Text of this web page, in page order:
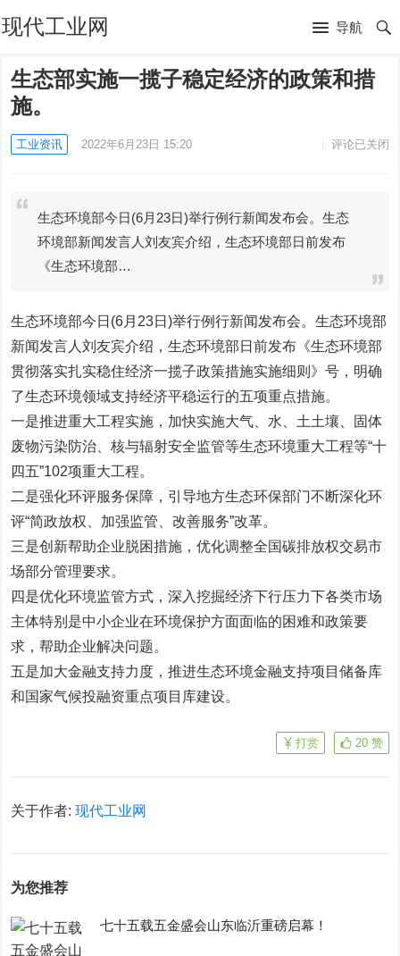
现代工业网 导航
生态部实施一揽子稳定经济的政策和措
施。
工业资讯 2022年6月23日 15:20 评论已关闭
生态环境部今日(6月23日)举行例行新闻发布会。生态
环境部新闻发言人刘友宾介绍，生态环境部日前发布
《生态环境部…
生态环境部今日(6月23日)举行例行新闻发布会。生态环境部
新闻发言人刘友宾介绍，生态环境部日前发布《生态环境部
贯彻落实扎实稳住经济一揽子政策措施实施细则》号，明确
了生态环境领域支持经济平稳运行的五项重点措施。
一是推进重大工程实施，加快实施大气、水、土土壤、固体
废物污染防治、核与辐射安全监管等生态环境重大工程等“十
四五”102项重大工程。
二是强化环评服务保障，引导地方生态环保部门不断深化环
评“简政放权、加强监管、改善服务”改革。
三是创新帮助企业脱困措施，优化调整全国碳排放权交易市
场部分管理要求。
四是优化环境监管方式，深入挖掘经济下行压力下各类市场
主体特别是中小企业在环境保护方面面临的困难和政策要
求，帮助企业解决问题。
五是加大金融支持力度，推进生态环境金融支持项目储备库
和国家气候投融资重点项目库建设。
20 赞
打赏
关于作者:现代工业网
为您推荐
七十五载五金盛会山东临沂重磅启幕！